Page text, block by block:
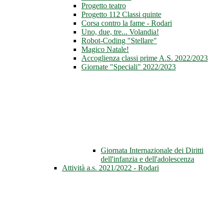
Progetto teatro
Progetto 112 Classi quinte
Corsa contro la fame - Rodari
Uno, due, tre... Volandia!
Robot-Coding "Stellare"
Magico Natale!
Accoglienza classi prime A.S. 2022/2023
Giornate "Speciali" 2022/2023
Giornata Internazionale dei Diritti
dell'infanzia e dell'adolescenza
Attività a.s. 2021/2022 - Rodari